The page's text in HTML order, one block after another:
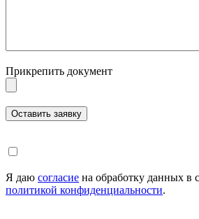
Прикрепить документ
Я даю согласие на обработку данных в
политикой конфиденциальности.